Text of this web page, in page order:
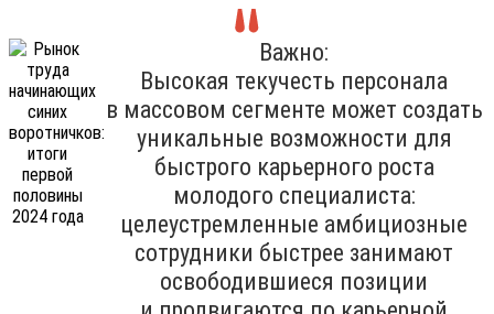
Важно:
Высокая текучесть персонала
в массовом сегменте может создать
уникальные возможности для
быстрого карьерного роста
молодого специалиста:
целеустремленные амбициозные
сотрудники быстрее занимают
освободившиеся позиции